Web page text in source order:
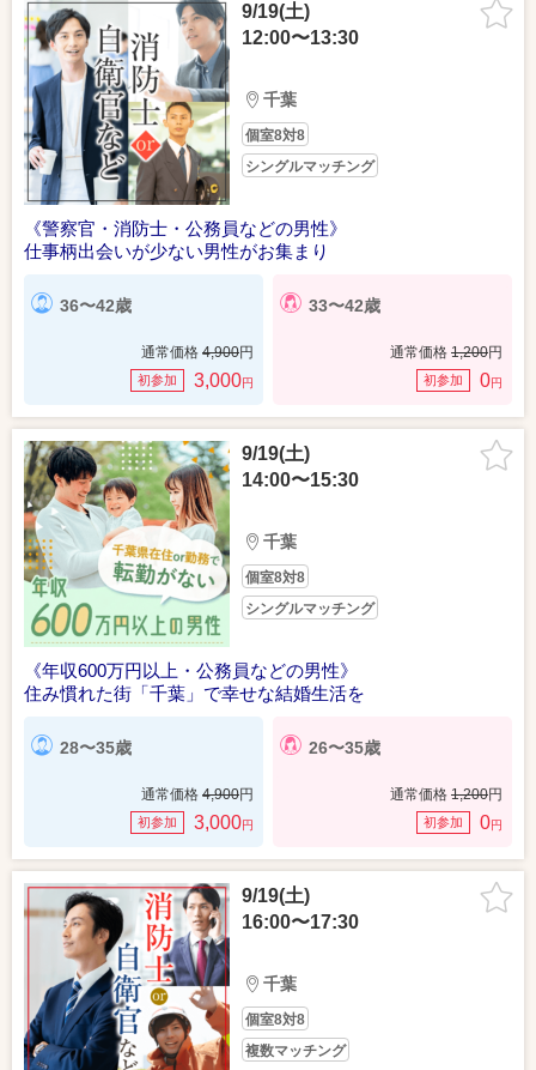
9/19(土)
12:00〜13:30
千葉
個室8対8
シングルマッチング
《警察官・消防士・公務員などの男性》
仕事柄出会いが少ない男性がお集まり
36〜42歳
通常価格 4,900円
初参加 3,000円
33〜42歳
通常価格 1,200円
初参加 0円
9/19(土)
14:00〜15:30
千葉
個室8対8
シングルマッチング
《年収600万円以上・公務員などの男性》
住み慣れた街「千葉」で幸せな結婚生活を
28〜35歳
通常価格 4,900円
初参加 3,000円
26〜35歳
通常価格 1,200円
初参加 0円
9/19(土)
16:00〜17:30
千葉
個室8対8
複数マッチング